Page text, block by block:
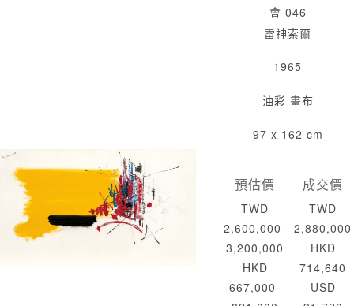
會 046
雷神索爾
1965
油彩 畫布
97 x 162 cm
預估價
TWD
2,600,000-
3,200,000
HKD
667,000-
成交價
TWD
2,880,000
HKD
714,640
USD